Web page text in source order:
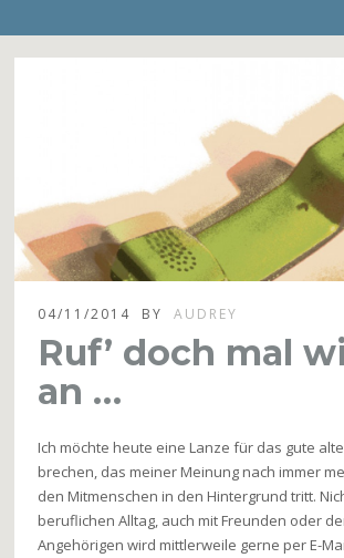
04/11/2014 BY AUDREY
Ruf’ doch mal
an …
Ich möchte heute eine Lanze für das gute
brechen, das meiner Meinung nach immer
den Mitmenschen in den Hintergrund tritt.
beruflichen Alltag, auch mit Freunden oder
Angehörigen wird mittlerweile gerne per E-